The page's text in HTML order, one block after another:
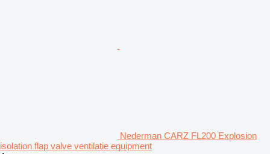
Nederman CARZ FL200 Explosion
isolation flap valve ventilatie equipment